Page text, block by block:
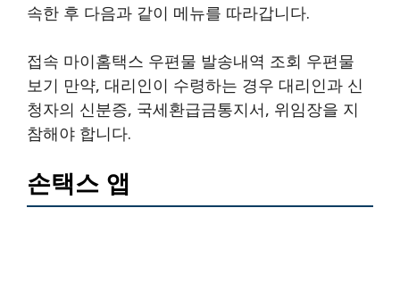
속한 후 다음과 같이 메뉴를 따라갑니다.
접속 마이홈택스 우편물 발송내역 조회 우편물
보기 만약, 대리인이 수령하는 경우 대리인과 신
청자의 신분증, 국세환급금통지서, 위임장을 지
참해야 합니다.
손택스 앱